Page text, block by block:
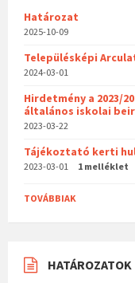
Határozat
2025-10-09
Településképi
2024-03-01
Hirdetmény a 2023/
általános iskolai
2023-03-22
Tájékoztató kerti
2023-03-01 1 melléklet
TOVÁBBIAK
HATÁROZATOK